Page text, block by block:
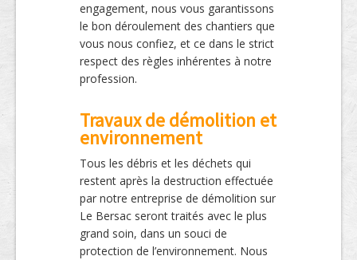
engagement, nous vous garantissons
le bon déroulement des chantiers que
vous nous confiez, et ce dans le strict
respect des règles inhérentes à notre
profession.
Travaux de démolition et
environnement
Tous les débris et les déchets qui
restent après la destruction effectuée
par notre entreprise de démolition sur
Le Bersac seront traités avec le plus
grand soin, dans un souci de
protection de l’environnement. Nous